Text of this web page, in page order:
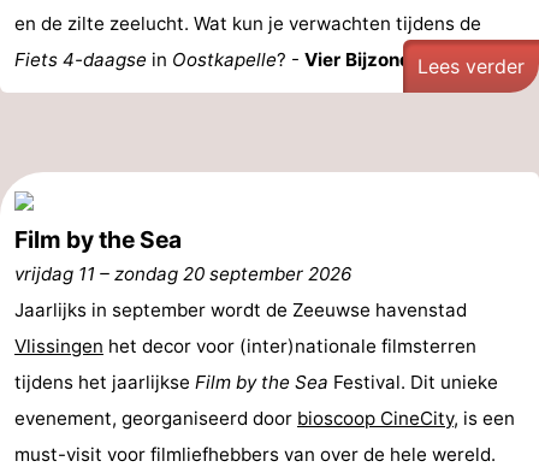
en de zilte zeelucht. Wat kun je verwachten tijdens de
Fiets 4-daagse in Oostkapelle? - Vier Bijzondere ...Lees verder
Film by the Sea
vrijdag 11 – zondag 20 september 2026
Jaarlijks in september wordt de Zeeuwse havenstad
Vlissingen het decor voor (inter)nationale filmsterren
tijdens het jaarlijkse Film by the Sea Festival. Dit unieke
evenement, georganiseerd door bioscoop CineCity, is een
must-visit voor filmliefhebbers van over de hele wereld.